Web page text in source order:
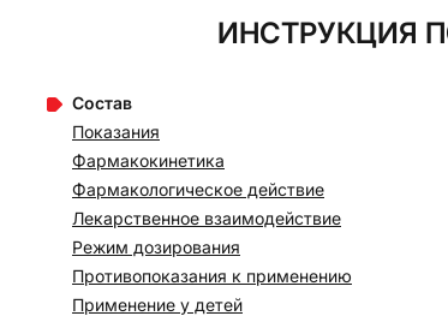
ИНСТРУКЦИЯ
Состав
Показания
Фармакокинетика
Фармакологическое действие
Лекарственное взаимодействие
Режим дозирования
Противопоказания к применению
Применение у детей